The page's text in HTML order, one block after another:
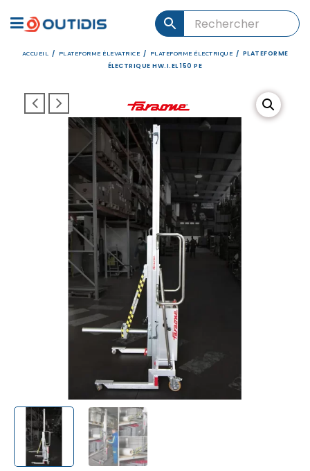
ACCUEIL / PLATEFORME ÉLEVATRICE / PLATEFORME ÉLECTRIQUE / PLATEFORME
ÉLECTRIQUE HW.I.EL 150 PE